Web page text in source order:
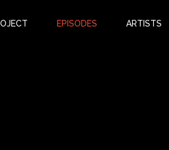
EPISODES ARTISTS